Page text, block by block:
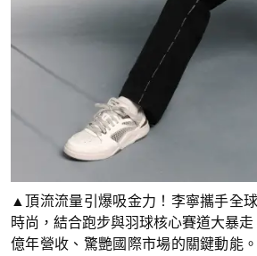
▲頂流流量引爆吸金力！李寧攜手全
時尚，結合跑步與羽球核心賽道大暴
億年營收、驚艷國際市場的關鍵動能